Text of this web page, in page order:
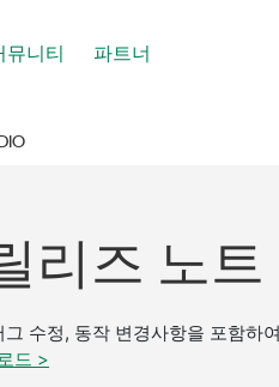
뮤니티 파트너
리즈 노트
수정, 동작 변경사항을 포함
드 >